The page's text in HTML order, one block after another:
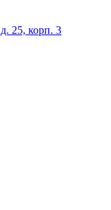
25, корп. 3